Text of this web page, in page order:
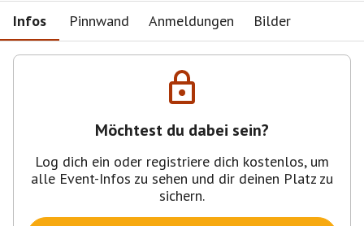
Infos Pinnwand Anmeldungen Bilder
Möchtest du dabei sein?
Log dich ein oder registriere dich kostenlos, um
alle Event-Infos zu sehen und dir deinen Platz zu
sichern.